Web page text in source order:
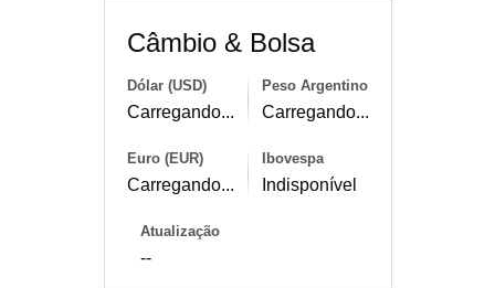
Câmbio & Bolsa
Dólar (USD)
Carregando...
Peso Argentino
Carregando...
Euro (EUR)
Carregando...
Ibovespa
Indisponível
Atualização
--